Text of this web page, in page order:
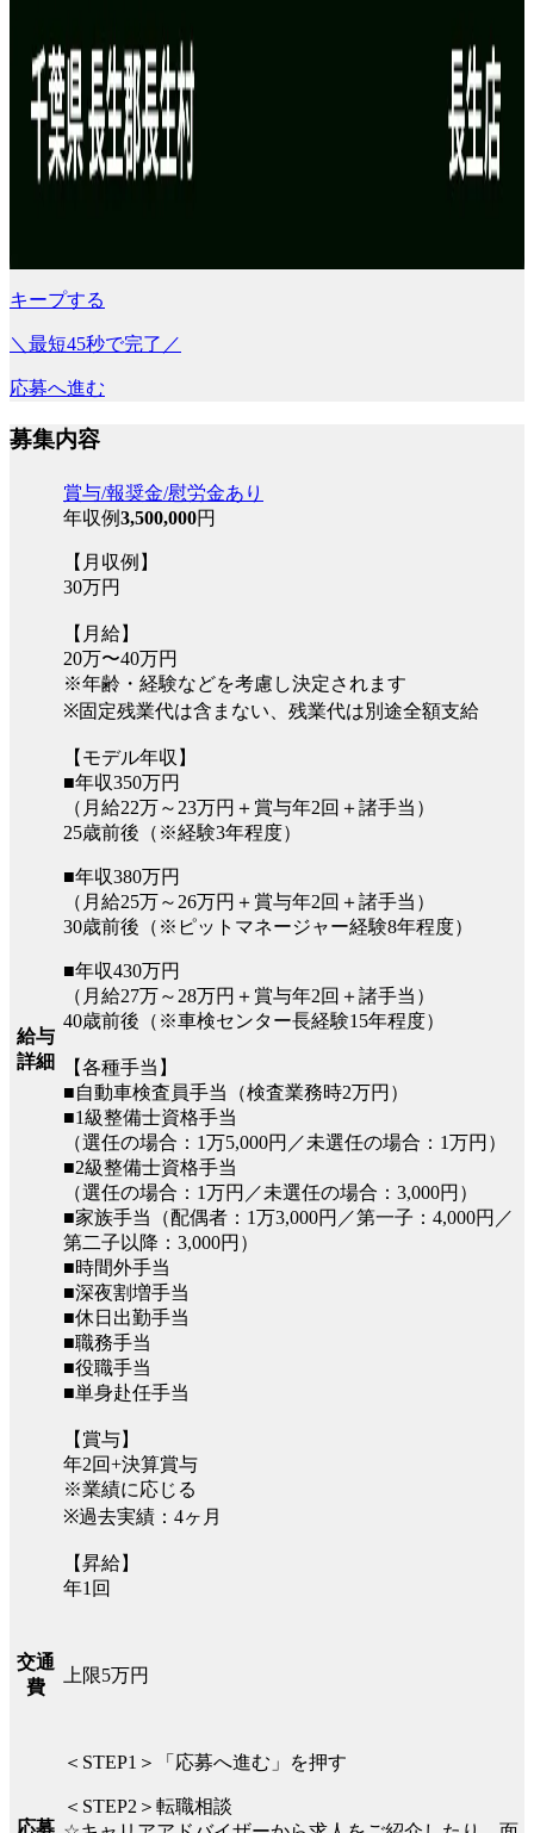
キープする
＼最短45秒で完了／
応募へ進む
募集内容
給与
詳細
賞与/報奨金/慰労金あり
年収例3,500,000円
【月収例】
30万円
【月給】
20万〜40万円
※年齢・経験などを考慮し決定されます
※固定残業代は含まない、残業代は別途全額支給
【モデル年収】
■年収350万円
（月給22万～23万円＋賞与年2回＋諸手当）
25歳前後（※経験3年程度）
■年収380万円
（月給25万～26万円＋賞与年2回＋諸手当）
30歳前後（※ピットマネージャー経験8年程度）
■年収430万円
（月給27万～28万円＋賞与年2回＋諸手当）
40歳前後（※車検センター長経験15年程度）
【各種手当】
■自動車検査員手当（検査業務時2万円）
■1級整備士資格手当
（選任の場合：1万5,000円／未選任の場合：1万円）
■2級整備士資格手当
（選任の場合：1万円／未選任の場合：3,000円）
■家族手当（配偶者：1万3,000円／第一子：4,000円／
第二子以降：3,000円）
■時間外手当
■深夜割増手当
■休日出勤手当
■職務手当
■役職手当
■単身赴任手当
【賞与】
年2回+決算賞与
※業績に応じる
※過去実績：4ヶ月
【昇給】
年1回
交通
費
上限5万円
応募
＜STEP1＞「応募へ進む」を押す
＜STEP2＞転職相談